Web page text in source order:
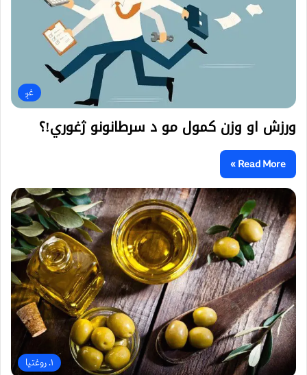
غږ
ورزش او وزن کمول مو د سرطانونو ژغوري!؟
Read More »
۱. روغتیا